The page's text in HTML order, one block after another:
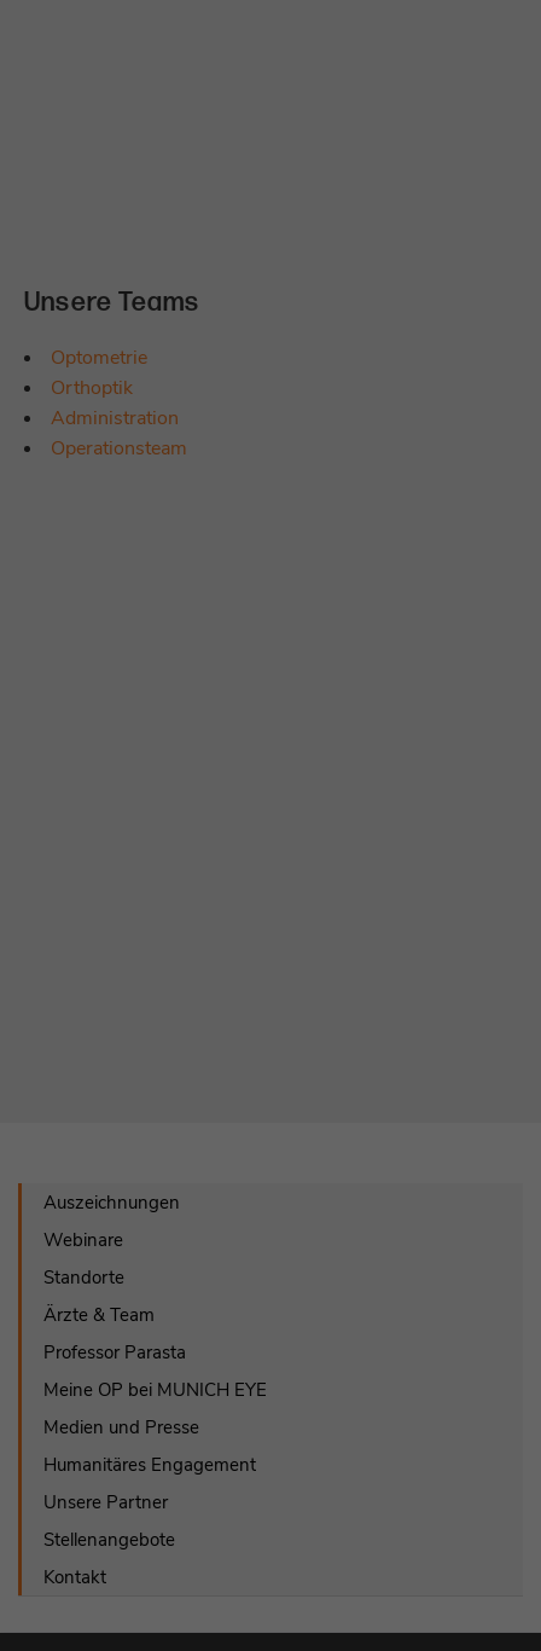
Unsere Teams
Optometrie
Orthoptik
Administration
Operationsteam
Auszeichnungen
Webinare
Standorte
Ärzte & Team
Professor Parasta
Meine OP bei MUNICH EYE
Medien und Presse
Humanitäres Engagement
Unsere Partner
Stellenangebote
Kontakt